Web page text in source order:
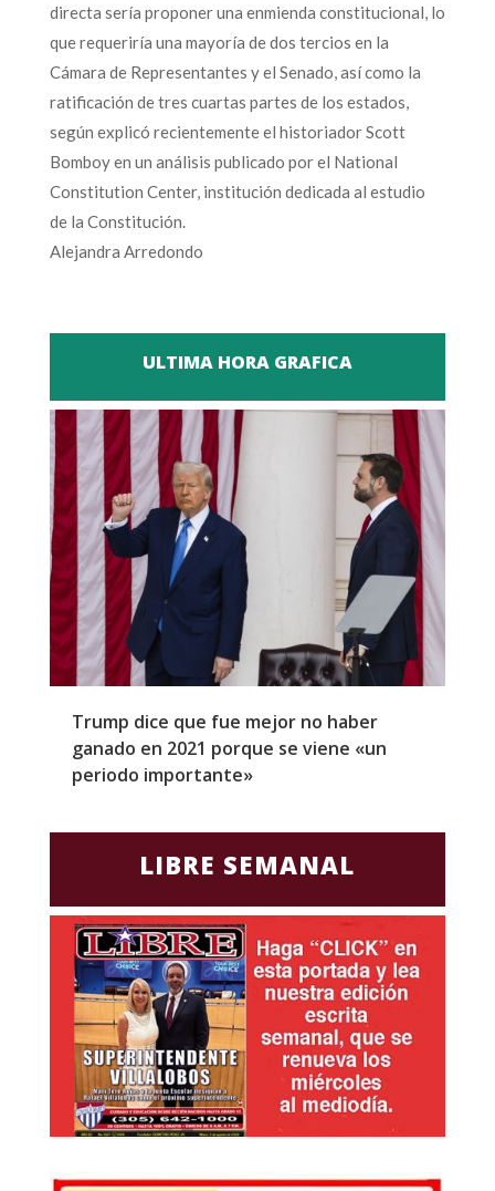
directa sería proponer una enmienda constitucional, lo
que requeriría una mayoría de dos tercios en la
Cámara de Representantes y el Senado, así como la
ratificación de tres cuartas partes de los estados,
según explicó recientemente el historiador Scott
Bomboy en un análisis publicado por el National
Constitution Center, institución dedicada al estudio
de la Constitución.
Alejandra Arredondo
ULTIMA HORA GRAFICA
Trump dice que fue mejor no haber
ganado en 2021 porque se viene «un
periodo importante»
LIBRE SEMANAL